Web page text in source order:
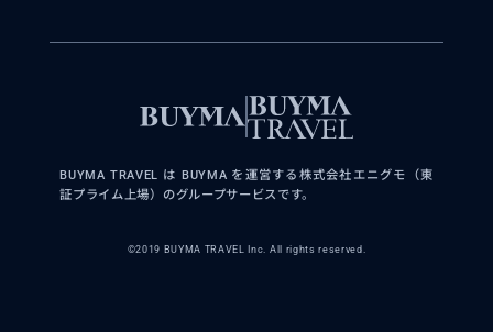
BUYMA TRAVEL は BUYMA を運営する株式会社エニグモ（東
証プライム上場）のグループサービスです。
©2019 BUYMA TRAVEL Inc. All rights reserved.